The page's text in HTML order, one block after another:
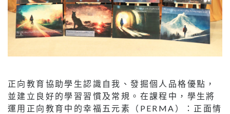
正向教育協助學生認識自我、發掘個人品格優點，
並建立良好的學習習慣及常規。在課程中，學生將
運用正向教育中的幸福五元素（PERMA）：正面情